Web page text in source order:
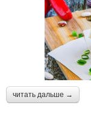
читать дальше →